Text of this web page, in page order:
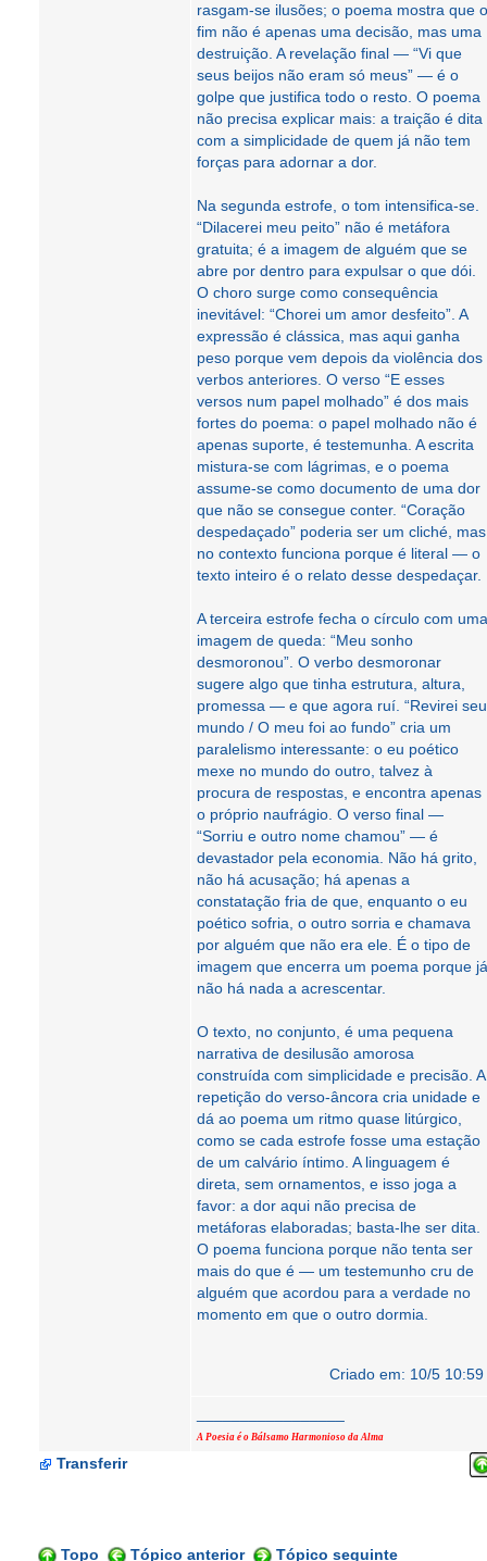
rasgam‑se ilusões; o poema mostra que o
fim não é apenas uma decisão, mas uma
destruição. A revelação final — “Vi que
seus beijos não eram só meus” — é o
golpe que justifica todo o resto. O poema
não precisa explicar mais: a traição é dita
com a simplicidade de quem já não tem
forças para adornar a dor.
Na segunda estrofe, o tom intensifica‑se.
“Dilacerei meu peito” não é metáfora
gratuita; é a imagem de alguém que se
abre por dentro para expulsar o que dói.
O choro surge como consequência
inevitável: “Chorei um amor desfeito”. A
expressão é clássica, mas aqui ganha
peso porque vem depois da violência dos
verbos anteriores. O verso “E esses
versos num papel molhado” é dos mais
fortes do poema: o papel molhado não é
apenas suporte, é testemunha. A escrita
mistura‑se com lágrimas, e o poema
assume‑se como documento de uma dor
que não se consegue conter. “Coração
despedaçado” poderia ser um cliché, mas
no contexto funciona porque é literal — o
texto inteiro é o relato desse despedaçar.
A terceira estrofe fecha o círculo com uma
imagem de queda: “Meu sonho
desmoronou”. O verbo desmoronar
sugere algo que tinha estrutura, altura,
promessa — e que agora ruí. “Revirei seu
mundo / O meu foi ao fundo” cria um
paralelismo interessante: o eu poético
mexe no mundo do outro, talvez à
procura de respostas, e encontra apenas
o próprio naufrágio. O verso final —
“Sorriu e outro nome chamou” — é
devastador pela economia. Não há grito,
não há acusação; há apenas a
constatação fria de que, enquanto o eu
poético sofria, o outro sorria e chamava
por alguém que não era ele. É o tipo de
imagem que encerra um poema porque já
não há nada a acrescentar.
O texto, no conjunto, é uma pequena
narrativa de desilusão amorosa
construída com simplicidade e precisão. A
repetição do verso‑âncora cria unidade e
dá ao poema um ritmo quase litúrgico,
como se cada estrofe fosse uma estação
de um calvário íntimo. A linguagem é
direta, sem ornamentos, e isso joga a
favor: a dor aqui não precisa de
metáforas elaboradas; basta‑lhe ser dita.
O poema funciona porque não tenta ser
mais do que é — um testemunho cru de
alguém que acordou para a verdade no
momento em que o outro dormia.
Criado em: 10/5 10:59
A Poesia é o Bálsamo Harmonioso da Alma
Transferir
Topo Tópico anterior Tópico seguinte